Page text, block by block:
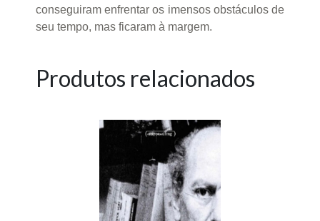
conseguiram enfrentar os imensos obstáculos de
seu tempo, mas ficaram à margem.
Produtos relacionados